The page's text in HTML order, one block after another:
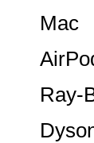
Ray-
Mac